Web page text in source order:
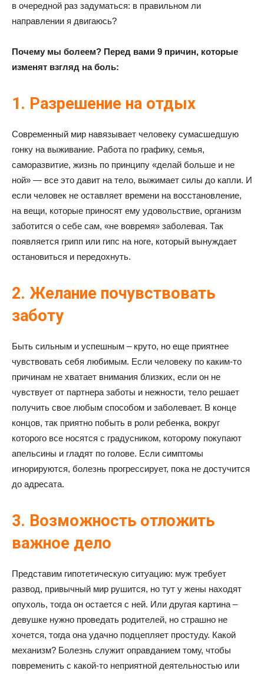
в очередной раз задуматься: в правильном ли
направлении я двигаюсь?
Почему мы болеем? Перед вами 9 причин, которые
изменят взгляд на боль:
1. Разрешение на отдых
Современный мир навязывает человеку сумасшедшую
гонку на выживание. Работа по графику, семья,
саморазвитие, жизнь по принципу «делай больше и не
ной» — все это давит на тело, выжимает силы до капли. И
если человек не оставляет времени на восстановление,
на вещи, которые приносят ему удовольствие, организм
заботится о себе сам, «не вовремя» заболевая. Так
появляется грипп или гипс на ноге, который вынуждает
остановиться и передохнуть.
2. Желание почувствовать
заботу
Быть сильным и успешным – круто, но еще приятнее
чувствовать себя любимым. Если человеку по каким-то
причинам не хватает внимания близких, если он не
чувствует от партнера заботы и нежности, тело решает
получить свое любым способом и заболевает. В конце
концов, так приятно побыть в роли ребенка, вокруг
которого все носятся с градусником, которому покупают
апельсины и гладят по голове. Если симптомы
игнорируются, болезнь прогрессирует, пока не достучится
до адресата.
3. Возможность отложить
важное дело
Представим гипотетическую ситуацию: муж требует
развод, привычный мир рушится, но тут у жены находят
опухоль, тогда он остается с ней. Или другая картина –
девушке нужно проведать родителей, но страшно не
хочется, тогда она удачно подцепляет простуду. Какой
механизм? Болезнь служит оправданием тому, чтобы
повременить с какой-то неприятной деятельностью или